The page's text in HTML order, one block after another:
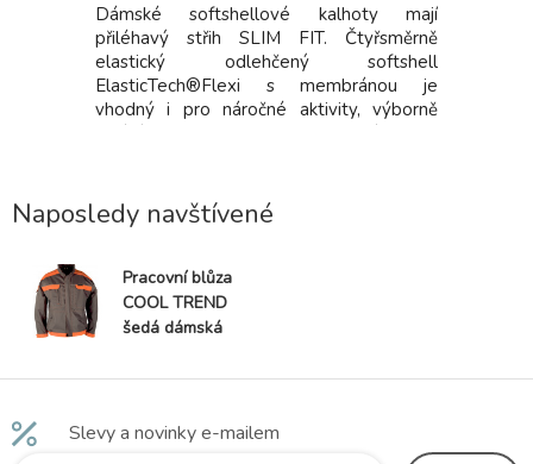
Dámské softshellové kalhoty mají
přiléhavý střih SLIM FIT. Čtyřsměrně
elastický odlehčený softshell
ElasticTech®Flexi s membránou je
vhodný i pro náročné aktivity, výborně
chrání před větrem, je voděodolný, rychle
vnější straně stehen. Zadní díl člení sedlo,
na předním dílu 2 zipové kapsy, pružný,
nošení. Funkční tvarování nohavic, zúžený
střih, spodní lem nohavic s možností
nastavení obvodu pomocí druků, vnitřní
Naposledy navštívené
Pracovní blůza
COOL TREND
šedá dámská
Slevy a novinky e-mailem